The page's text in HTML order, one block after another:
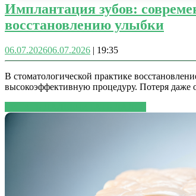
Имплантация зубов:
восстановлению улыбки
06.07.202606.07.2026 | 19:35
В стоматологической практике
высокоэффективную процедуру. Потеря даже